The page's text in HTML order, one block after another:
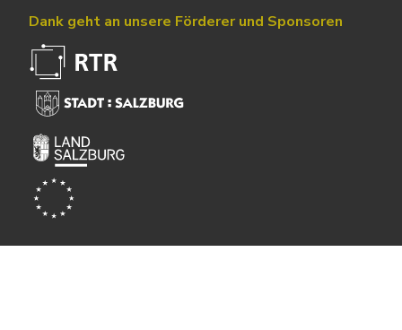
Dank geht an unsere Förderer und Sponsoren